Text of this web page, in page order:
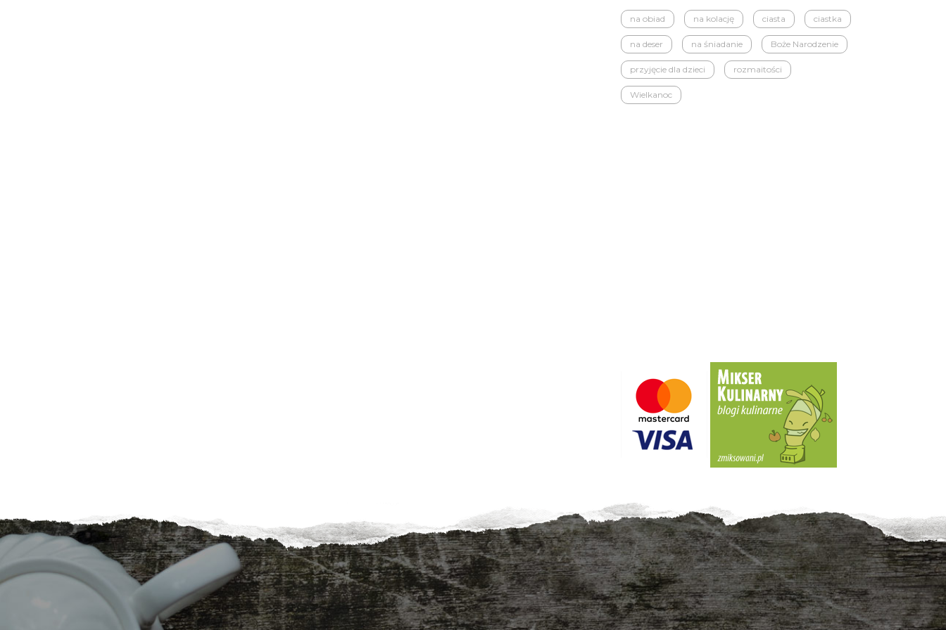
na obiad na kolację ciasta ciastka
na deser na śniadanie Boże Narodzenie
przyjęcie dla dzieci rozmaitości
Wielkanoc